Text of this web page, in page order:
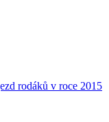
rodáků v roce 2015